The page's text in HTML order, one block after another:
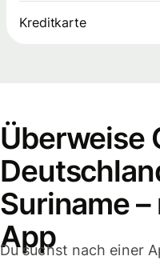
Kreditkarte
Überweise
Suriname
App
Du suchst nach einer